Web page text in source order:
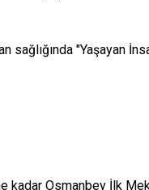
"Yaşayan
kadar Osmanbey İlk